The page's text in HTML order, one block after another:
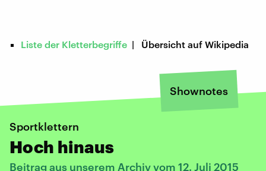
Liste der Kletterbegriffe | Übersicht auf Wikipedia
Shownotes
Sportklettern
Hoch hinaus
Beitrag aus unserem Archiv vom 12. Juli 2015